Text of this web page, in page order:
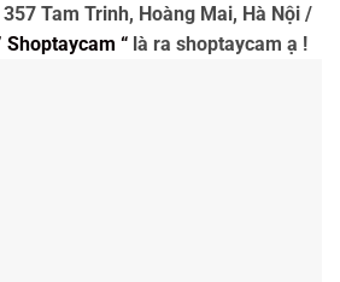
Tam Trinh, Hoàng Mai, Hà Nội /
Shoptaycam “ là ra shoptaycam ạ !